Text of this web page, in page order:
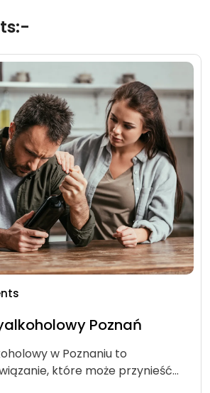
Poznań
w Poznaniu to
które może przynieść…